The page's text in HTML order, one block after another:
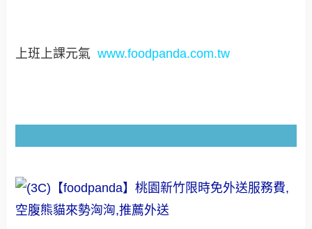
上班上課元氣 www.foodpanda.com.tw